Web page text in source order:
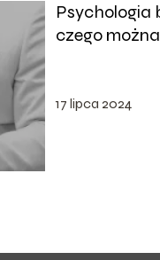
Psychologia
czego
17 lipca 2024